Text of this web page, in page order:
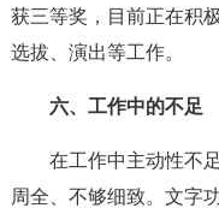
获三等奖，目前正在积
选拔、演出等工作。
六、工作中的不足
在工作中主动性不
周全、不够细致。文字